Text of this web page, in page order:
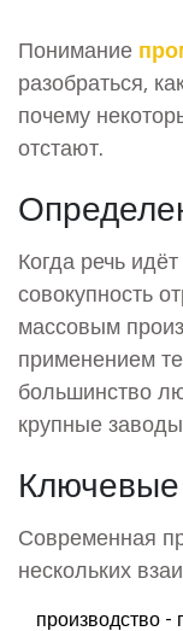
Понимание
разобраться,
почему
отстают.
Когда речь
совокупность
массовым
применением
большинство
крупные
Современная
нескольких
производство -